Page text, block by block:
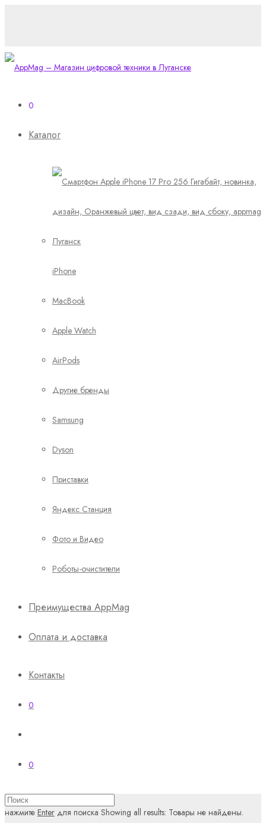
0
Каталог
iPhone
MacBook
Apple Watch
AirPods
Другие бренды
Samsung
Dyson
Приставки
Яндекс Станция
Фото и Видео
Роботы-очистители
Преимущества AppMag
Оплата и доставка
Контакты
0
0
нажмите Enter для поиска Showing all results: Товары не найдены.